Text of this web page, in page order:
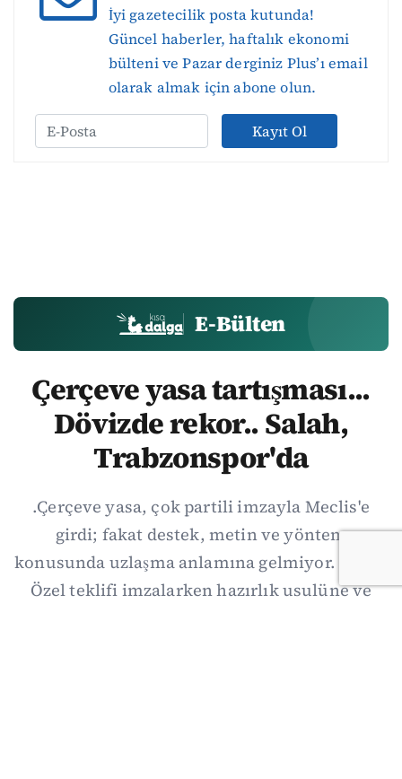
İyi gazetecilik posta kutunda!
Güncel haberler, haftalık ekonomi
bülteni ve Pazar derginiz Plus’ı email
olarak almak için abone olun.
Kayıt Ol
E-Bülten
Çerçeve yasa tartışması...
Dövizde rekor.. Salah,
Trabzonspor'da
.Çerçeve yasa, çok partili imzayla Meclis'e
girdi; fakat destek, metin ve yöntem
konusunda uzlaşma anlamına gelmiyor. Özgür
Özel teklifi imzalarken hazırlık usulüne ve